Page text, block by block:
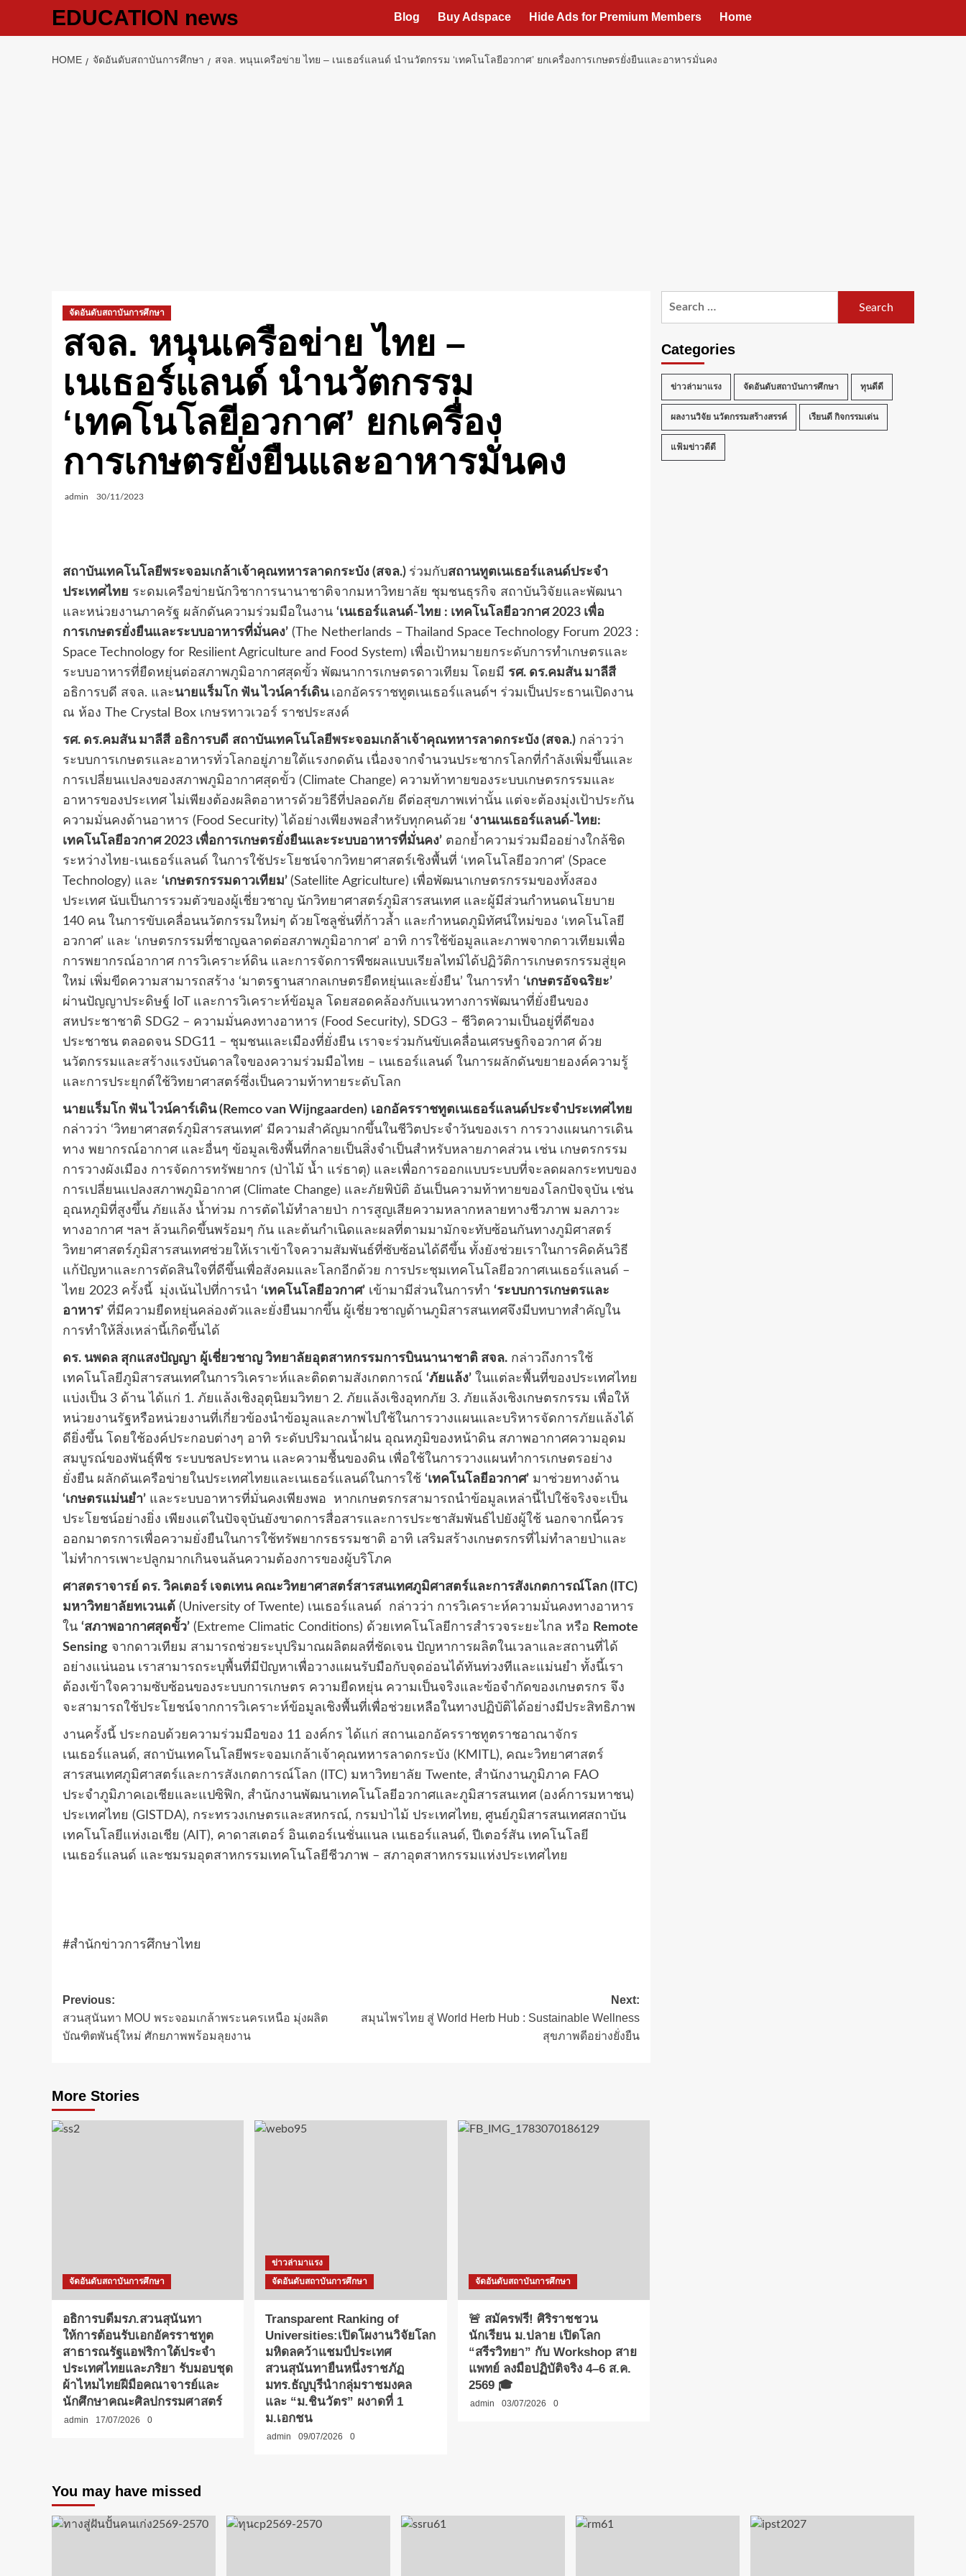
EDUCATION news Blog Buy Adspace Hide Ads for Premium Members Home
HOME จัดอันดับสถาบันการศึกษา สจล. หนุนเครือข่าย ไทย – เนเธอร์แลนด์ นำนวัตกรรม ‘เทคโนโลยีอวกาศ’ ยกเครื่องการเกษตรยั่งยืนและอาหารมั่นคง
จัดอันดับสถาบันการศึกษา
สจล. หนุนเครือข่าย ไทย –
เนเธอร์แลนด์ นำนวัตกรรม
‘เทคโนโลยีอวกาศ’ ยกเครื่อง
การเกษตรยั่งยืนและอาหารมั่นคง
admin 30/11/2023
สถาบันเทคโนโลยีพระจอมเกล้าเจ้าคุณทหารลาดกระบัง (สจล.) ร่วมกับสถานทูตเนเธอร์แลนด์ประจำ
ประเทศไทย ระดมเครือข่ายนักวิชาการนานาชาติจากมหาวิทยาลัย ชุมชนธุรกิจ สถาบันวิจัยและพัฒนา
และหน่วยงานภาครัฐ ผลักดันความร่วมมือในงาน ‘เนเธอร์แลนด์-ไทย : เทคโนโลยีอวกาศ 2023 เพื่อ
การเกษตรยั่งยืนและระบบอาหารที่มั่นคง’ (The Netherlands – Thailand Space Technology Forum 2023 :
Space Technology for Resilient Agriculture and Food System) เพื่อเป้าหมายยกระดับการทำเกษตรและ
ระบบอาหารที่ยืดหยุ่นต่อสภาพภูมิอากาศสุดขั้ว พัฒนาการเกษตรดาวเทียม โดยมี รศ. ดร.คมสัน มาลีสี
อธิการบดี สจล. และนายแร็มโก ฟัน ไวน์คาร์เดิน เอกอัครราชทูตเนเธอร์แลนด์ฯ ร่วมเป็นประธานเปิดงาน
ณ ห้อง The Crystal Box เกษรทาวเวอร์ ราชประสงค์
รศ. ดร.คมสัน มาลีสี อธิการบดี สถาบันเทคโนโลยีพระจอมเกล้าเจ้าคุณทหารลาดกระบัง (สจล.) กล่าวว่า
ระบบการเกษตรและอาหารทั่วโลกอยู่ภายใต้แรงกดดัน เนื่องจากจำนวนประชากรโลกที่กำลังเพิ่มขึ้นและ
การเปลี่ยนแปลงของสภาพภูมิอากาศสุดขั้ว (Climate Change) ความท้าทายของระบบเกษตรกรรมและ
อาหารของประเทศ ไม่เพียงต้องผลิตอาหารด้วยวิธีที่ปลอดภัย ดีต่อสุขภาพเท่านั้น แต่จะต้องมุ่งเป้าประกัน
ความมั่นคงด้านอาหาร (Food Security) ได้อย่างเพียงพอสำหรับทุกคนด้วย ‘งานเนเธอร์แลนด์-ไทย:
เทคโนโลยีอวกาศ 2023 เพื่อการเกษตรยั่งยืนและระบบอาหารที่มั่นคง’ ตอกย้ำความร่วมมืออย่างใกล้ชิด
ระหว่างไทย-เนเธอร์แลนด์ ในการใช้ประโยชน์จากวิทยาศาสตร์เชิงพื้นที่ ‘เทคโนโลยีอวกาศ’ (Space
Technology) และ ‘เกษตรกรรมดาวเทียม’ (Satellite Agriculture) เพื่อพัฒนาเกษตรกรรมของทั้งสอง
ประเทศ นับเป็นการรวมตัวของผู้เชี่ยวชาญ นักวิทยาศาสตร์ภูมิสารสนเทศ และผู้มีส่วนกำหนดนโยบาย
140 คน ในการขับเคลื่อนนวัตกรรมใหม่ๆ ด้วยโซลูชั่นที่ก้าวล้ำ และกำหนดภูมิทัศน์ใหม่ของ ‘เทคโนโลยี
อวกาศ’ และ ‘เกษตรกรรมที่ชาญฉลาดต่อสภาพภูมิอากาศ’ อาทิ การใช้ข้อมูลและภาพจากดาวเทียมเพื่อ
การพยากรณ์อากาศ การวิเคราะห์ดิน และการจัดการพืชผลแบบเรียลไทม์ได้ปฏิวัติการเกษตรกรรมสู่ยุค
ใหม่ เพิ่มขีดความสามารถสร้าง ‘มาตรฐานสากลเกษตรยืดหยุ่นและยั่งยืน’ ในการทำ ‘เกษตรอัจฉริยะ’
ผ่านปัญญาประดิษฐ์ IoT และการวิเคราะห์ข้อมูล โดยสอดคล้องกับแนวทางการพัฒนาที่ยั่งยืนของ
สหประชาชาติ SDG2 – ความมั่นคงทางอาหาร (Food Security), SDG3 – ชีวิตความเป็นอยู่ที่ดีของ
ประชาชน ตลอดจน SDG11 – ชุมชนและเมืองที่ยั่งยืน เราจะร่วมกันขับเคลื่อนเศรษฐกิจอวกาศ ด้วย
นวัตกรรมและสร้างแรงบันดาลใจของความร่วมมือไทย – เนเธอร์แลนด์ ในการผลักดันขยายองค์ความรู้
และการประยุกต์ใช้วิทยาศาสตร์ซึ่งเป็นความท้าทายระดับโลก
นายแร็มโก ฟัน ไวน์คาร์เดิน ( Remco van Wijngaarden) เอกอัครราชทูตเนเธอร์แลนด์ประจำประเทศไทย
กล่าวว่า ‘วิทยาศาสตร์ภูมิสารสนเทศ’ มีความสำคัญมากขึ้นในชีวิตประจำวันของเรา การวางแผนการเดิน
ทาง พยากรณ์อากาศ และอื่นๆ ข้อมูลเชิงพื้นที่กลายเป็นสิ่งจำเป็นสำหรับหลายภาคส่วน เช่น เกษตรกรรม
การวางผังเมือง การจัดการทรัพยากร (ป่าไม้ น้ำ แร่ธาตุ) และเพื่อการออกแบบระบบที่จะลดผลกระทบของ
การเปลี่ยนแปลงสภาพภูมิอากาศ (Climate Change) และภัยพิบัติ อันเป็นความท้าทายของโลกปัจจุบัน เช่น
อุณหภูมิที่สูงขึ้น ภัยแล้ง น้ำท่วม การตัดไม้ทำลายป่า การสูญเสียความหลากหลายทางชีวภาพ มลภาวะ
ทางอากาศ ฯลฯ ล้วนเกิดขึ้นพร้อมๆ กัน และต้นกำเนิดและผลที่ตามมามักจะทับซ้อนกันทางภูมิศาสตร์
วิทยาศาสตร์ภูมิสารสนเทศช่วยให้เราเข้าใจความสัมพันธ์ที่ซับซ้อนได้ดีขึ้น ทั้งยังช่วยเราในการคิดค้นวิธี
แก้ปัญหาและการตัดสินใจที่ดีขึ้นเพื่อสังคมและโลกอีกด้วย การประชุมเทคโนโลยีอวกาศเนเธอร์แลนด์ –
ไทย 2023 ครั้งนี้ มุ่งเน้นไปที่การนำ ‘เทคโนโลยีอวกาศ’ เข้ามามีส่วนในการทำ ‘ระบบการเกษตรและ
อาหาร’ ที่มีความยืดหยุ่นคล่องตัวและยั่งยืนมากขึ้น ผู้เชี่ยวชาญด้านภูมิสารสนเทศจึงมีบทบาทสำคัญใน
การทำให้สิ่งเหล่านี้เกิดขึ้นได้
ดร. นพดล สุกแสงปัญญา ผู้เชี่ยวชาญ วิทยาลัยอุตสาหกรรมการบินนานาชาติ สจล. กล่าวถึงการใช้
เทคโนโลยีภูมิสารสนเทศในการวิเคราะห์และติดตามสังเกตการณ์ ‘ภัยแล้ง’ ในแต่ละพื้นที่ของประเทศไทย
แบ่งเป็น 3 ด้าน ได้แก่ 1. ภัยแล้งเชิงอุตุนิยมวิทยา 2. ภัยแล้งเชิงอุทกภัย 3. ภัยแล้งเชิงเกษตรกรรม เพื่อให้
หน่วยงานรัฐหรือหน่วยงานที่เกี่ยวข้องนำข้อมูลและภาพไปใช้ในการวางแผนและบริหารจัดการภัยแล้งได้
ดียิ่งขึ้น โดยใช้องค์ประกอบต่างๆ อาทิ ระดับปริมาณน้ำฝน อุณหภูมิของหน้าดิน สภาพอากาศความอุดม
สมบูรณ์ของพันธุ์พืช ระบบชลประทาน และความชื้นของดิน เพื่อใช้ในการวางแผนทำการเกษตรอย่าง
ยั่งยืน ผลักดันเครือข่ายในประเทศไทยและเนเธอร์แลนด์ในการใช้ ‘เทคโนโลยีอวกาศ’ มาช่วยทางด้าน
‘เกษตรแม่นยำ’ และระบบอาหารที่มั่นคงเพียงพอ หากเกษตรกรสามารถนำข้อมูลเหล่านี้ไปใช้จริงจะเป็น
ประโยชน์อย่างยิ่ง เพียงแต่ในปัจจุบันยังขาดการสื่อสารและการประชาสัมพันธ์ไปยังผู้ใช้ นอกจากนี้ควร
ออกมาตรการเพื่อความยั่งยืนในการใช้ทรัพยากรธรรมชาติ อาทิ เสริมสร้างเกษตรกรที่ไม่ทำลายป่าและ
ไม่ทำการเพาะปลูกมากเกินจนล้นความต้องการของผู้บริโภค
ศาสตราจารย์ ดร. วิคเตอร์ เจตเทน คณะวิทยาศาสตร์สารสนเทศภูมิศาสตร์และการสังเกตการณ์โลก ( ITC)
มหาวิทยาลัยทเวนเต้ (University of Twente) เนเธอร์แลนด์ กล่าวว่า การวิเคราะห์ความมั่นคงทางอาหาร
ใน ‘สภาพอากาศสุดขั้ว’ (Extreme Climatic Conditions) ด้วยเทคโนโลยีการสำรวจระยะไกล หรือ Remote
Sensing จากดาวเทียม สามารถช่วยระบุปริมาณผลิตผลที่ชัดเจน ปัญหาการผลิตในเวลาและสถานที่ได้
อย่างแน่นอน เราสามารถระบุพื้นที่มีปัญหาเพื่อวางแผนรับมือกับจุดอ่อนได้ทันท่วงทีและแม่นยำ ทั้งนี้เรา
ต้องเข้าใจความซับซ้อนของระบบการเกษตร ความยืดหยุ่น ความเป็นจริงและข้อจำกัดของเกษตรกร จึง
จะสามารถใช้ประโยชน์จากการวิเคราะห์ข้อมูลเชิงพื้นที่เพื่อช่วยเหลือในทางปฏิบัติได้อย่างมีประสิทธิภาพ
งานครั้งนี้ ประกอบด้วยความร่วมมือของ 11 องค์กร ได้แก่ สถานเอกอัครราชทูตราชอาณาจักร
เนเธอร์แลนด์, สถาบันเทคโนโลยีพระจอมเกล้าเจ้าคุณทหารลาดกระบัง (KMITL), คณะวิทยาศาสตร์
สารสนเทศภูมิศาสตร์และการสังเกตการณ์โลก (ITC) มหาวิทยาลัย Twente, สำนักงานภูมิภาค FAO
ประจำภูมิภาคเอเชียและแปซิฟิก, สำนักงานพัฒนาเทคโนโลยีอวกาศและภูมิสารสนเทศ (องค์การมหาชน)
ประเทศไทย (GISTDA), กระทรวงเกษตรและสหกรณ์, กรมป่าไม้ ประเทศไทย, ศูนย์ภูมิสารสนเทศสถาบัน
เทคโนโลยีแห่งเอเชีย (AIT), คาดาสเตอร์ อินเตอร์เนชั่นแนล เนเธอร์แลนด์, ปีเตอร์สัน เทคโนโลยี
เนเธอร์แลนด์ และชมรมอุตสาหกรรมเทคโนโลยีชีวภาพ – สภาอุตสาหกรรมแห่งประเทศไทย
#สำนักข่าวการศึกษาไทย
Post
navigation
Previous:
สวนสุนันทา MOU พระจอมเกล้าพระนครเหนือ มุ่งผลิต
บัณฑิตพันธุ์ใหม่ ศักยภาพพร้อมลุยงาน
Next:
สมุนไพรไทย สู่ World Herb Hub : Sustainable Wellness
สุขภาพดีอย่างยั่งยืน
More Stories
จัดอันดับสถาบันการศึกษา
อธิการบดีมรภ.สวนสุนันทา
ให้การต้อนรับเอกอัครราชทูต
สาธารณรัฐแอฟริกาใต้ประจำ
ประเทศไทยและภริยา รับมอบชุด
ผ้าไหมไทยฝีมือคณาจารย์และ
นักศึกษาคณะศิลปกรรมศาสตร์
admin 17/07/2026 0
ข่าวล่ามาแรง
จัดอันดับสถาบันการศึกษา
Transparent Ranking of
Universities:เปิดโผงานวิจัยโลก
มหิดลคว้าแชมป์ประเทศ
สวนสุนันทายืนหนึ่งราชภัฏ
มทร.ธัญบุรีนำกลุ่มราชมงคล
และ “ม.ชินวัตร” ผงาดที่ 1
ม.เอกชน
admin 09/07/2026 0
จัดอันดับสถาบันการศึกษา
🚨 สมัครฟรี! ศิริราชชวน
นักเรียน ม.ปลาย เปิดโลก
“สรีรวิทยา” กับ Workshop สาย
แพทย์ ลงมือปฏิบัติจริง 4–6 ส.ค.
2569 🎓
admin 03/07/2026 0
Categories
ข่าวล่ามาแรง จัดอันดับสถาบันการศึกษา ทุนดีดี
ผลงานวิจัย นวัตกรรมสร้างสรรค์ เรียนดี กิจกรรมเด่น
แฟ้มข่าวดีดี
You may have missed